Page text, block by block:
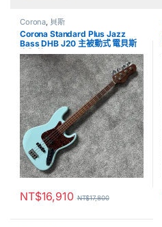
Corona, 貝斯
Corona Standard Plus Jazz
Bass DHB J20 主被動式 電貝斯
海豚藍
NT$16,910 NT$17,800